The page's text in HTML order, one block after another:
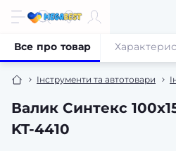
Інструменти та автотовари
Валик Синтекс
KT-4410
Все про товар